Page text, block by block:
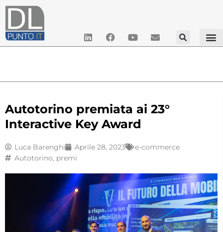
Autotorino premiata ai 23°
Interactive Key Award
Luca Barenghi Aprile 28, 2023
e-commerce
Autotorino, premi